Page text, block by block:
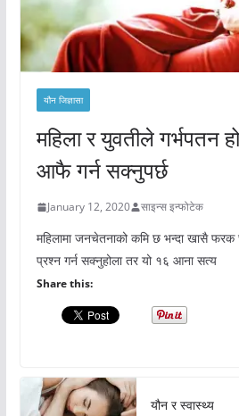
यौन जिज्ञासा
महिला र युवतीले गर्भपतन
आफै गर्न सक्नुपर्छ
January 12, 2020 साइन्स इन्फोटेक
महिलामा जनचेतनाको कमि छ भन्दा खासै
प्रश्न गर्न सक्नुहोला तर यो १६ आना सत्य
Share this:
यौन र स्वास्थ्य